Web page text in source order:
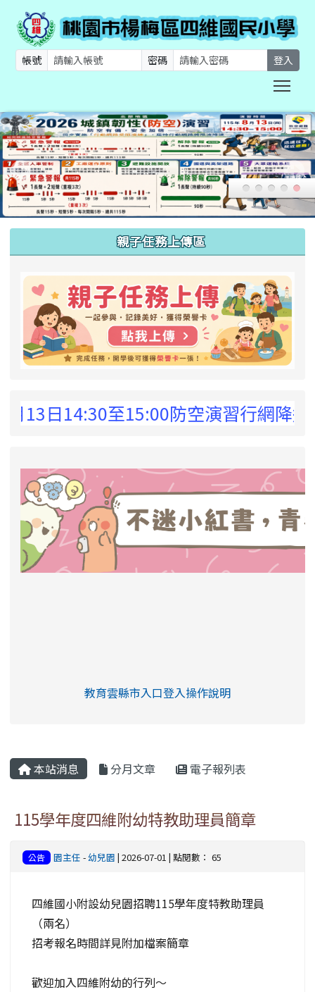
帳號 密碼 登入
親子任務上傳區
14:30至15:00防空演習行網降速演練
link to https://eliteracy.edu.tw/Shorts/
教育雲縣市入口登入操作說明
本站消息 分月文章 電子報列表
115學年度四維附幼特教助理員簡章
公告 園主任 -幼兒園 | 2026-07-01 | 點閱數： 65
四維國小附設幼兒園招聘115學年度特教助理員
（兩名）
招考報名時間詳見附加檔案簡章
歡迎加入四維附幼的行列～